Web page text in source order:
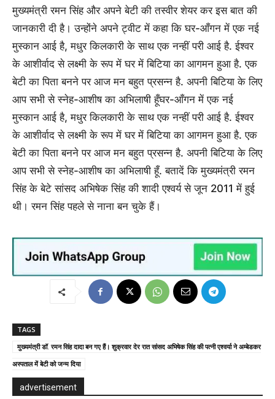
मुख्यमंत्री रमन सिंह और अपने बेटी की तस्वीर शेयर कर इस बात की
जानकारी दी है। उन्होंने अपने ट्वीट में कहा कि घर-आँगन में एक नई
मुस्कान आई है, मधुर किलकारी के साथ एक नन्हीं परी आई है. ईश्वर
के आशीर्वाद से लक्ष्मी के रूप में घर में बिटिया का आगमन हुआ है. एक
बेटी का पिता बनने पर आज मन बहुत प्रसन्न है. अपनी बिटिया के लिए
आप सभी से स्नेह-आशीष का अभिलाषी हूँघर-आँगन में एक नई
मुस्कान आई है, मधुर किलकारी के साथ एक नन्हीं परी आई है. ईश्वर
के आशीर्वाद से लक्ष्मी के रूप में घर में बिटिया का आगमन हुआ है. एक
बेटी का पिता बनने पर आज मन बहुत प्रसन्न है. अपनी बिटिया के लिए
आप सभी से स्नेह-आशीष का अभिलाषी हूँ. बतादें कि मुख्यमंत्री रमन
सिंह के बेटे सांसद अभिषेक सिंह की शादी एश्वर्य से जून 2011 में हुई
थी। रमन सिंह पहले से नाना बन चुके हैं।
TAGS
मुख्यमंत्री डॉ. रमन सिंह दादा बन गए हैं। शुक्रवार देर रात सांसद अभिषेक सिंह की पत्नी एश्वर्या ने अम्बेडकर
अस्पताल में बेटी को जन्म दिया
advertisement